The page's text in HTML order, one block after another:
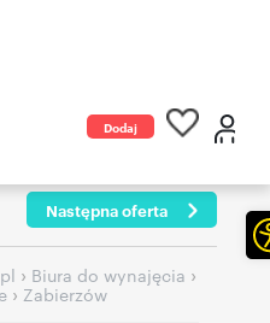
Dodaj
Następna oferta
› Biura do wynajęcia ›
› Zabierzów